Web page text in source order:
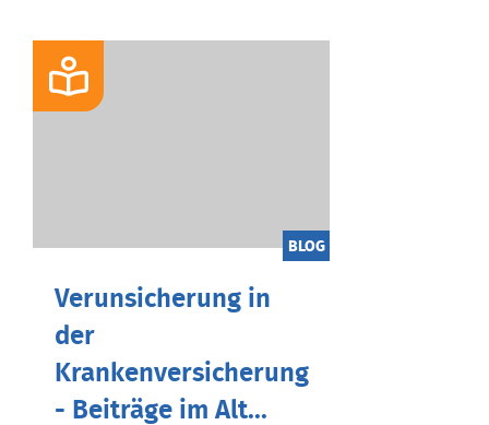
BLOG
Verunsicherung in
der
Krankenversicherung
- Beiträge im Alt...